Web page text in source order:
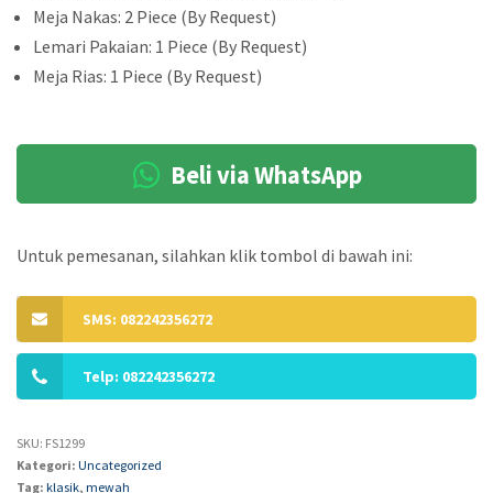
Meja Nakas: 2 Piece (By Request)
Lemari Pakaian: 1 Piece (By Request)
Meja Rias: 1 Piece (By Request)
Beli via WhatsApp
Untuk pemesanan, silahkan klik tombol di bawah ini:
SMS: 082242356272
Telp: 082242356272
SKU: FS1299
Kategori: Uncategorized
Tag: klasik, mewah